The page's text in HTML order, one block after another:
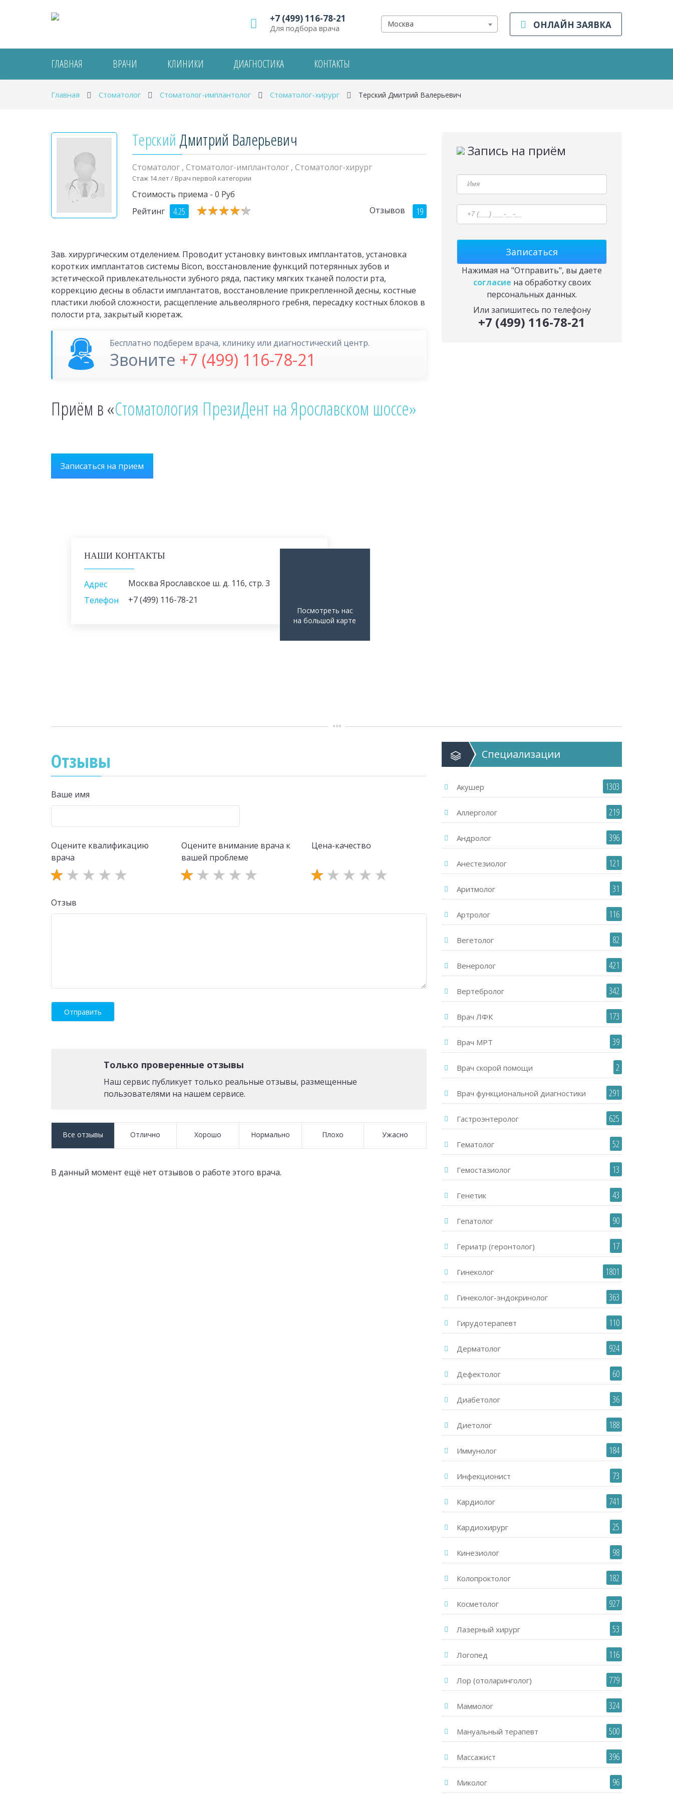
+7 (499) 116-78-21
Для подбора врача Москва ОНЛАЙН ЗАЯВКА
ГЛАВНАЯ ВРАЧИ КЛИНИКИ ДИАГНОСТИКА КОНТАКТЫ
Главная Стоматолог Стоматолог-имплантолог Стоматолог-хирург Терский Дмитрий Валерьевич
Терский Дмитрий Валерьевич
Стоматолог , Стоматолог-имплантолог , Стоматолог-хирург
Стаж 14 лет / Врач первой категории
Стоимость приема - 0 Руб
Рейтинг
4.25 ★★★★★
★★★★★ Отзывов 19
Зав. хирургическим отделением. Проводит установку винтовых имплантатов, установка
коротких имплантатов системы Bicon, восстановление функций потерянных зубов и
эстетической привлекательности зубного ряда, пастику мягких тканей полости рта,
коррекцию десны в области имплантатов, восстановление прикрепленной десны, костные
пластики любой сложности, расщепление альвеолярного гребня, пересадку костных блоков в
полости рта, закрытый кюретаж.
Бесплатно подберем врача, клинику или диагностический центр.
Звоните +7 (499) 116-78-21
Запись на приём
Нажимая на "Отправить", вы даете
согласие на обработку своих
персональных данных.
Или запишитесь по телефону
+7 (499) 116-78-21
Приём в «Стоматология ПрезиДент на Ярославском шоссе»
Записаться на прием
НАШИ КОНТАКТЫ
Адрес
Москва Ярославское ш. д. 116, стр. 3
Телефон
+7 (499) 116-78-21
Посмотреть нас
на большой карте
Отзывы
Ваше имя
Оцените квалификацию
врача
Оцените внимание врача к
вашей проблеме
Цена-качество
Отзыв
Только проверенные отзывы
Наш сервис публикует только реальные отзывы, размещенные
пользователями на нашем сервисе.
Все отзывы Отлично Хорошо Нормально Плохо Ужасно
В данный момент ещё нет отзывов о работе этого врача.
Специализации
Акушер 1303
Аллерголог 219
Андролог 396
Анестезиолог 121
Аритмолог 31
Артролог 116
Вегетолог 82
Венеролог 421
Вертебролог 342
Врач ЛФК 173
Врач МРТ 39
Врач скорой помощи 2
Врач функциональной диагностики 291
Гастроэнтеролог 625
Гематолог 52
Гемостазиолог 13
Генетик 43
Гепатолог 90
Гериатр (геронтолог) 17
Гинеколог 1801
Гинеколог-эндокринолог 363
Гирудотерапевт 110
Дерматолог 924
Дефектолог 60
Диабетолог 36
Диетолог 188
Иммунолог 184
Инфекционист 73
Кардиолог 741
Кардиохирург 25
Кинезиолог 98
Колопроктолог 182
Косметолог 927
Лазерный хирург 53
Логопед 116
Лор (отоларинголог) 779
Маммолог 324
Мануальный терапевт 500
Массажист 396
Миколог 96